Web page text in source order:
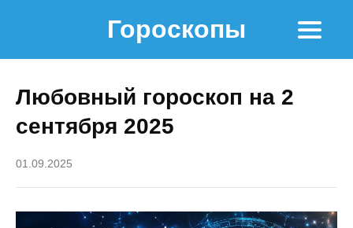
Гороскопы
Любовный гороскоп на 2
сентября 2025
01.09.2025